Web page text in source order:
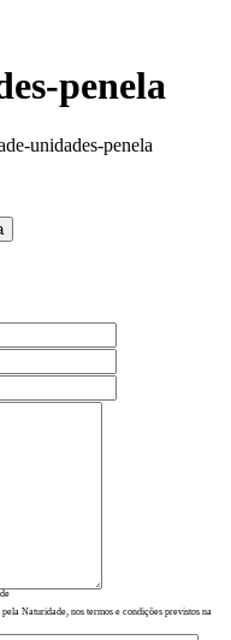
penela
unidades-penela
Naturidade, nos termos e condições previstos na